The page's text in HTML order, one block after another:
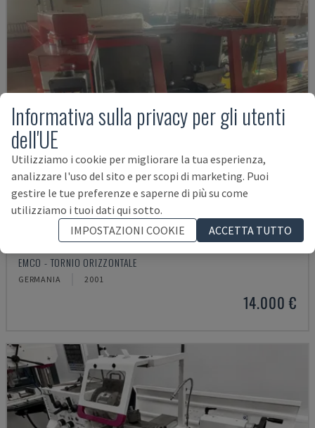
EMCOMAT 200X1000
EMCO - TORNIO ORIZZONTALE
GERMANIA 2001
14.000 €
Informativa sulla privacy per gli utenti
dell'UE
Utilizziamo i cookie per migliorare la tua esperienza,
analizzare l'uso del sito e per scopi di marketing. Puoi
gestire le tue preferenze e saperne di più su come
utilizziamo i tuoi dati qui sotto.
IMPOSTAZIONI COOKIE
ACCETTA TUTTO